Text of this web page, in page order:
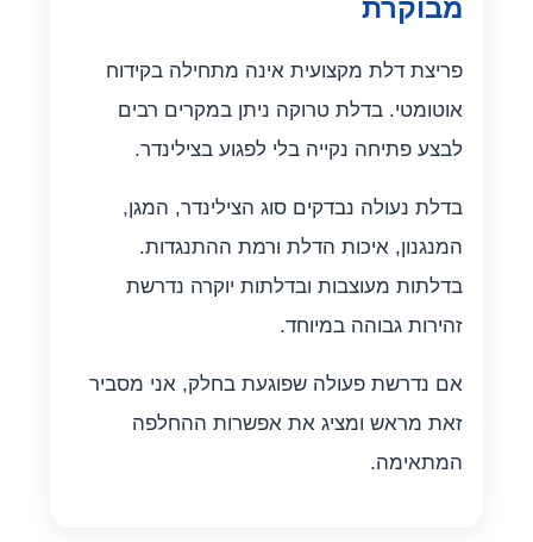
מבוקרת
פריצת דלת מקצועית אינה מתחילה בקידוח
אוטומטי. בדלת טרוקה ניתן במקרים רבים
לבצע פתיחה נקייה בלי לפגוע בצילינדר.
בדלת נעולה נבדקים סוג הצילינדר, המגן,
המנגנון, איכות הדלת ורמת ההתנגדות.
בדלתות מעוצבות ובדלתות יוקרה נדרשת
זהירות גבוהה במיוחד.
אם נדרשת פעולה שפוגעת בחלק, אני מסביר
זאת מראש ומציג את אפשרות ההחלפה
המתאימה.